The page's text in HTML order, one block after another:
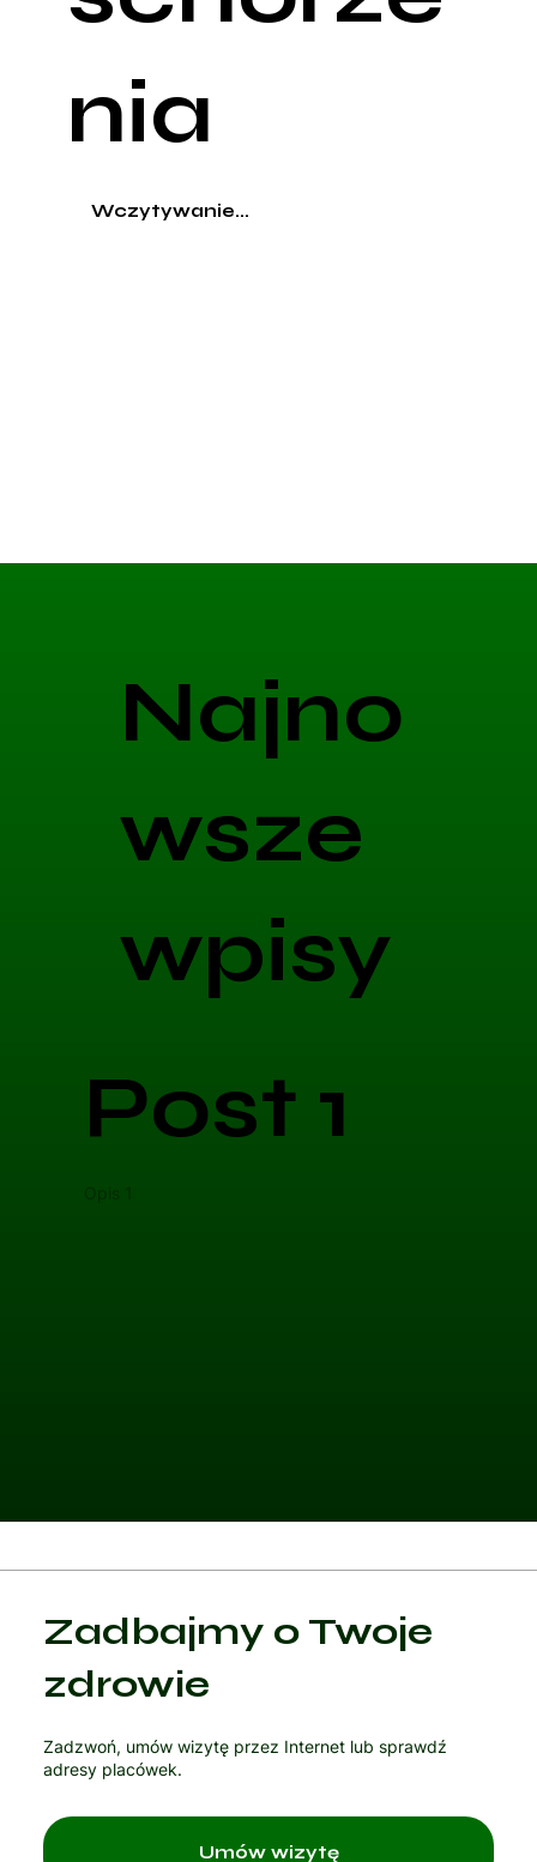
nia
Wczytywanie...
Najno
wsze
wpisy
Post 1
Opis 1
Zadbajmy o Twoje
zdrowie
Zadzwoń, umów wizytę przez Internet lub sprawdź
adresy placówek.
Umów wizytę